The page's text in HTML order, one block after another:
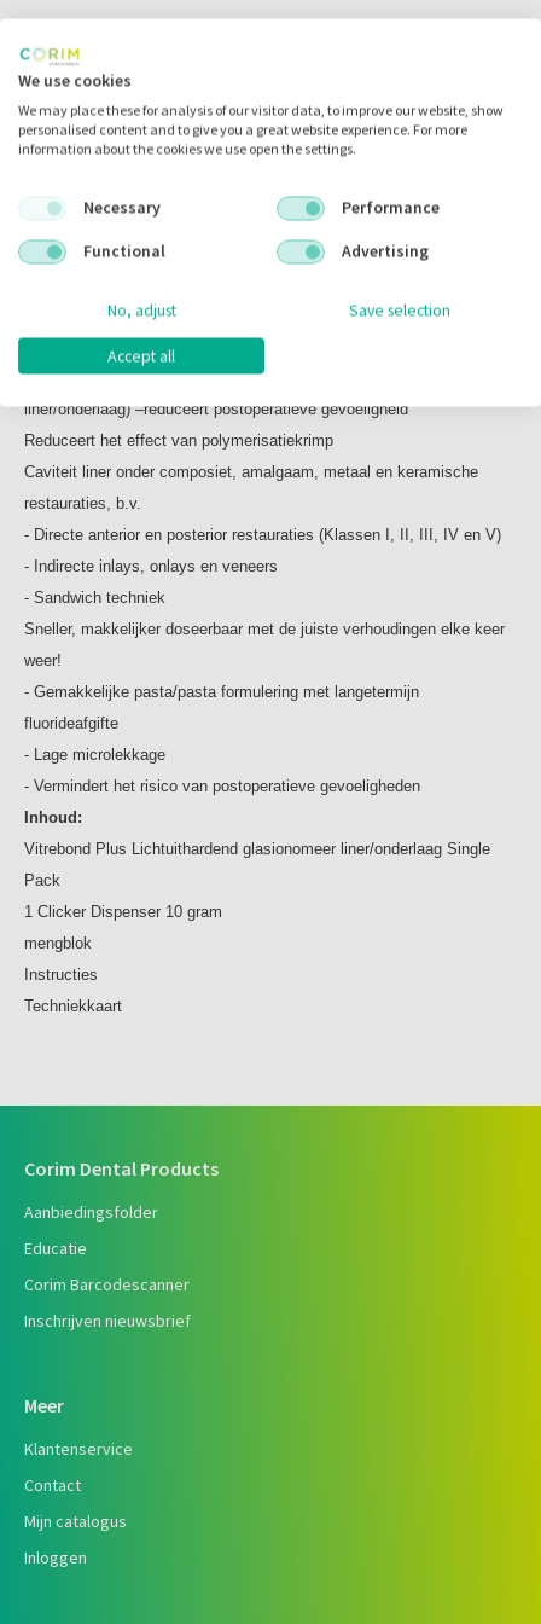
liner/onderlaag Single Pack
1 Clicker Dispenser 10 gram
mengblok
Instructies
Techniekkaart
Omschrijving
Omschrijving
Vitrebond Plus Lichtuithardend glasionomeer liner/onderlaag
Van een wereldwijde leider in glasionomeer onderlagen, biedt deze
een uitstekende bescherming en nauwkeurige dosering.
Nauwkeurig, eenvoudig en schoon. Klik, mengen en appliceerbaar.
Lage microlekkage (vergeleken met de originele Vitrebond™
liner/onderlaag) –reduceert postoperatieve gevoeligheid
Reduceert het effect van polymerisatiekrimp
Caviteit liner onder composiet, amalgaam, metaal en keramische
restauraties, b.v.
- Directe anterior en posterior restauraties (Klassen I, II, III, IV en V)
- Indirecte inlays, onlays en veneers
- Sandwich techniek
Sneller, makkelijker doseerbaar met de juiste verhoudingen elke keer
weer!
- Gemakkelijke pasta/pasta formulering met langetermijn
fluorideafgifte
- Lage microlekkage
- Vermindert het risico van postoperatieve gevoeligheden
Inhoud:
Vitrebond Plus Lichtuithardend glasionomeer liner/onderlaag Single
Pack
1 Clicker Dispenser 10 gram
mengblok
Instructies
Techniekkaart
Corim Dental Products
Aanbiedingsfolder
Educatie
Corim Barcodescanner
Inschrijven nieuwsbrief
Meer
Klantenservice
Contact
Mijn catalogus
Inloggen
We use cookies
We may place these for analysis of our visitor data, to improve our website, show
personalised content and to give you a great website experience. For more
information about the cookies we use open the settings.
Necessary
Performance
Functional
Advertising
No, adjust Save selection
Accept all